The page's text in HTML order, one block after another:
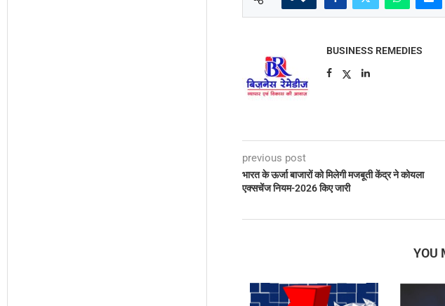
BUSINESS REMEDIES
previous post
भारत के ऊर्जा बाजारों को मिलेगी मजबूती केंद्र ने कोयला
एक्सचेंज नियम-2026 किए जारी
YOU